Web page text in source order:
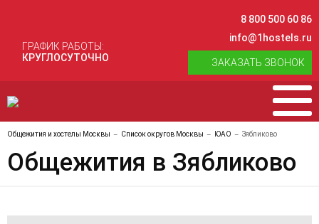
ГРАФИК РАБОТЫ:
КРУГЛОСУТОЧНО
8 800 500 60 86
info@1hostels.ru
ЗАКАЗАТЬ ЗВОНОК
Общежития и хостелы Москвы Список округов Москвы ЮАО Зябликово
Общежития в Зябликово